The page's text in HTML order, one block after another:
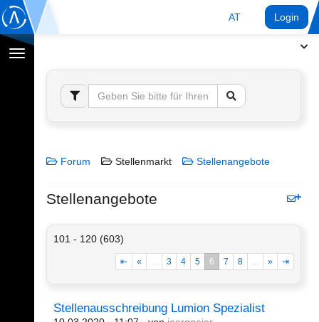
AT Login
Navigation
umschalten
Forum Stellenmarkt Stellenangebote
Stellenangebote
101 - 120 (603)
⇤ « ... 3 4 5 6 7 8 ... » ⇥
Stellenausschreibung Lumion Spezialist